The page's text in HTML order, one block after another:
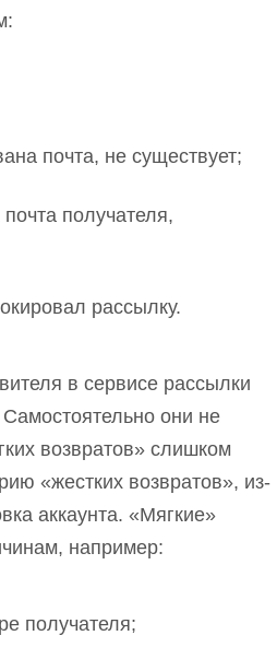
почта, не существует;
получателя,
рассылку.
в сервисе рассылки
они не
возвратов» слишком
«жестких возвратов», из-
аккаунта. «Мягкие»
например:
е получателя;